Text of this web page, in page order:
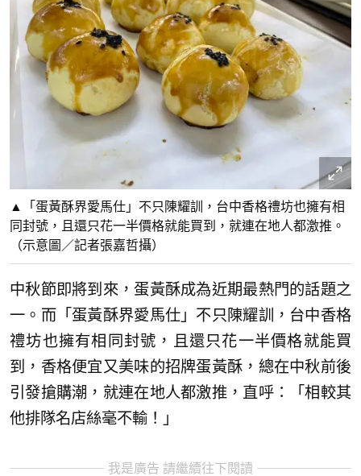
▲「蛋黃酥界愛馬仕」不只陳耀訓，台中香格禮坊也擁有相
同封號，且還只花一半價格就能買到，就連在地人都激推。
（示意圖／記者張嘉哲攝）
中秋節即將到來，蛋黃酥成為近期最熱門的話題之
一。而「蛋黃酥界愛馬仕」不只陳耀訓，台中香格
禮坊也擁有相同封號，且還只花一半價格就能買
到，香格便宜又美味的招牌蛋黃酥，總在中秋前後
引發搶購潮，就連在地人都激推，直呼：「相較其
他排隊名店絲毫不輸！」
我是廣告 請繼續往下閱讀